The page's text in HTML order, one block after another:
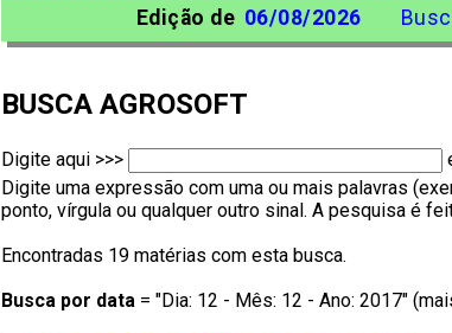
Edição de 06/08/2026
BUSCA AGROSOFT
Digite aqui >>>
Digite uma expressão com uma ou mais palavras
ponto, vírgula ou qualquer outro sinal. A pesquisa é
Encontradas 19 matérias com esta busca.
Busca por data = "Dia: 12 - Mês: 12 - Ano: 2017"